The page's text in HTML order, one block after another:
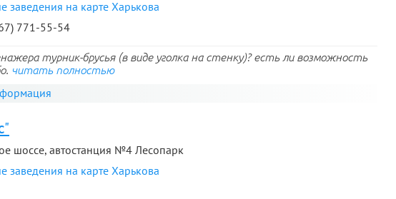
заведения на карте Харькова
771-55-54
турник-брусья (в виде уголка на стенку)? есть ли возможность
читать полностью
шоссе, автостанция №4 Лесопарк
заведения на карте Харькова